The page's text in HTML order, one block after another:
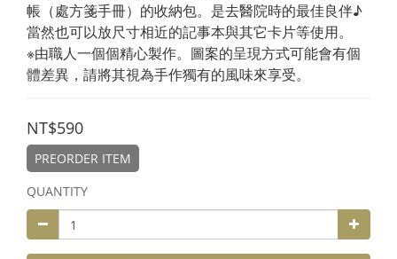
帳（處方箋手冊）的收納包。是去醫院時的最佳良伴♪
當然也可以放尺寸相近的記事本與其它卡片等使用。
※由職人一個個精心製作。圖案的呈現方式可能會有個
體差異，請將其視為手作獨有的風味來享受。
NT$590
PREORDER ITEM
QUANTITY